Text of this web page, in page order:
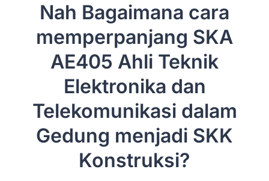
Nah Bagaimana cara
memperpanjang SKA
AE405 Ahli Teknik
Elektronika dan
Telekomunikasi dalam
Gedung menjadi SKK
Konstruksi?